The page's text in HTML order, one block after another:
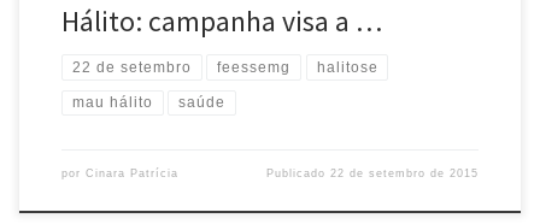
Hálito: campanha visa a …
22 de setembro feessemg halitose
mau hálito saúde
por Cinara Patrícia Publicado22 de setembro de 2015